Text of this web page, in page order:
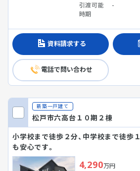
引渡可能
時期
-
資料請求する
電話で問い合わせ
新築一戸建て
松戸市六高台１０期２棟
小学校まで徒歩２分、中学校まで徒歩
も安心です。
4,290万円